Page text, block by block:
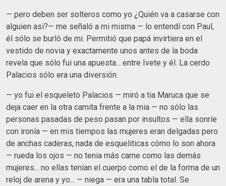
— pero deben ser solteros como yo ¿Quién va a casarse con
alguien asi?— me señaló a mi misma — lo entendí con Paul,
él sólo se burló de mi. Permitió que papá invirtiera en el
vestido de novia y exactamente unos antes de la boda
revela que sólo fui una apuesta... entre Ivete y él. La cerdo
Palacios sólo era una diversión.
— yo fui el esqueleto Palacios — miró a tia Maruca que se
deja caer en la otra camita frente a la mia — no sólo las
personas pasadas de peso pasan por insultos — ella sonríe
con ironía — en mis tiempos las mujeres eran delgadas pero
de anchas caderas, nada de esqueliticas cómo lo son ahora
— rueda los ojos — no tenia más carne como las demás
mujeres... no ellas tenían el cuerpo como el de la forma de un
reloj de arena y yo... — niega — era una tabla total. Se